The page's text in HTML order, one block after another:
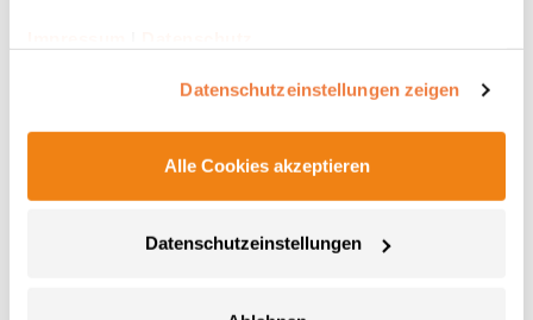
Datenschutzeinstellungen zeigen
Alle Cookies akzeptieren
Datenschutzeinstellungen
Waterloo Office Park Building O, box 5 1410 Waterloo Belgien E-
BCWU02K B&C KING Kapuzen Pullover